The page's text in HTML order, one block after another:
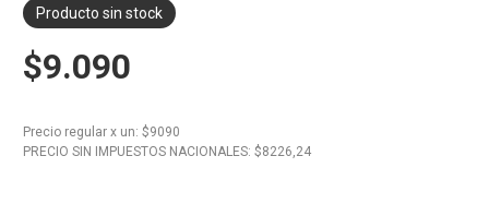
Producto sin stock
$9.090
Precio regular x un: $9090
PRECIO SIN IMPUESTOS NACIONALES: $8226,24
8.
Fideos
9
Chocolate
10